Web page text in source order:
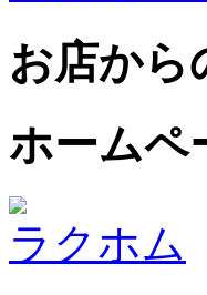
お店から
ホームペ
ラクホム